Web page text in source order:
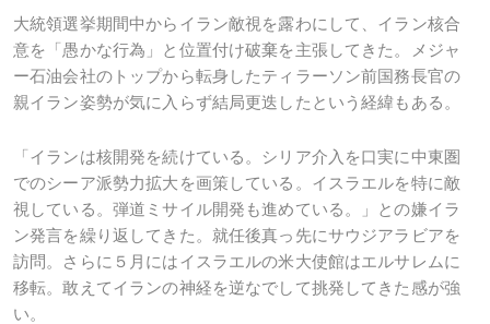
大統領選挙期間中からイラン敵視を露わにして、イラン核合
意を「愚かな行為」と位置付け破棄を主張してきた。メジャ
ー石油会社のトップから転身したティラーソン前国務長官の
親イラン姿勢が気に入らず結局更迭したという経緯もある。
「イランは核開発を続けている。シリア介入を口実に中東圏
でのシーア派勢力拡大を画策している。イスラエルを特に敵
視している。弾道ミサイル開発も進めている。」との嫌イラ
ン発言を繰り返してきた。就任後真っ先にサウジアラビアを
訪問。さらに５月にはイスラエルの米大使館はエルサレムに
移転。敢えてイランの神経を逆なでして挑発してきた感が強
い。